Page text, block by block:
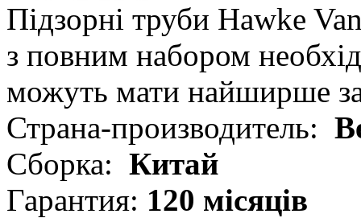
Підзорні труби Hawke
з повним набором
можуть мати найширше
Страна-производитель:
Сборка: Китай
Гарантия: 120 місяців